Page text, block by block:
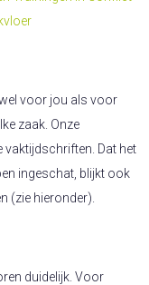
voor jou als voor
zaak. Onze
vaktijdschriften. Dat het
ingeschat, blijkt ook
(zie hieronder).
duidelijk. Voor